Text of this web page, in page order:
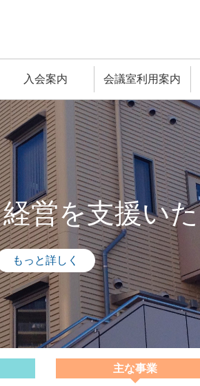
入会案内 会議室利用案内
経営を支援い
もっと詳しく
主な事業